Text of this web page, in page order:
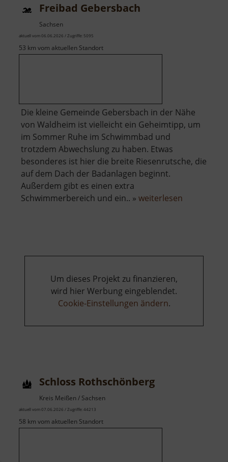
Freibad Gebersbach
Sachsen
aktuell vom 06.06.2026 / Zugriffe: 5095
53 km vom aktuellen Standort
Die kleine Gemeinde Gebersbach in der Nähe
von Waldheim ist vielleicht ein Geheimtipp, um
im Sommer Ruhe im Schwimmbad und
trotzdem Abwechslung zu haben. Etwas
besonderes ist hier die breite Riesenrutsche, die
auf dem Dach der Badanlagen beginnt.
Außerdem gibt es einen extra
Schwimmerbereich und ein.. » weiterlesen
Um dieses Projekt zu finanzieren,
wird hier Werbung eingeblendet.
Cookie-Einstellungen ändern.
Schloss Rothschönberg
Kreis Meißen / Sachsen
aktuell vom 07.06.2026 / Zugriffe: 44213
58 km vom aktuellen Standort